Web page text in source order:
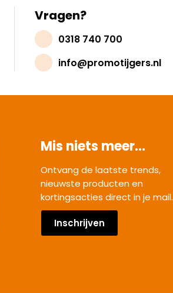
Vragen?
0318 740 700
info@promotijgers.nl
Mis niets meer...
Ontvang de laatste trends,
nieuwste producten en
kortingsacties direct in je mail.
Inschrijven